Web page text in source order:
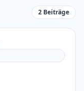
2 Beiträge